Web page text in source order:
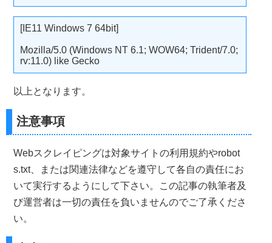
[IE11 Windows 7 64bit]
Mozilla/5.0 (Windows NT 6.1; WOW64; Trident/7.0;
rv:11.0) like Gecko
以上となります。
注意事項
Webスクレイピングは対象サイトの利用規約やrobot
s.txt、または関連法律などを遵守して各自の責任にお
いて実行するようにして下さい。この記事の執筆者及
び運営者は一切の責任を負いませんのでご了承くださ
い。